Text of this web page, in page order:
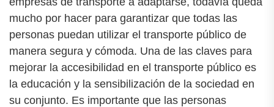
mucho por hacer para garantizar que todas las
personas puedan utilizar el transporte público de
manera segura y cómoda. Una de las claves para
mejorar la accesibilidad en el transporte público es
la educación y la sensibilización de la sociedad en
su conjunto. Es importante que las personas